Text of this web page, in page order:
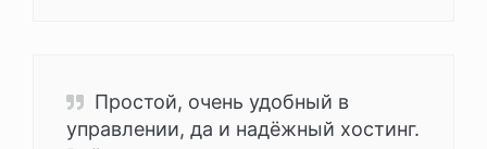
Простой, очень удобный в
управлении, да и надёжный хостинг.